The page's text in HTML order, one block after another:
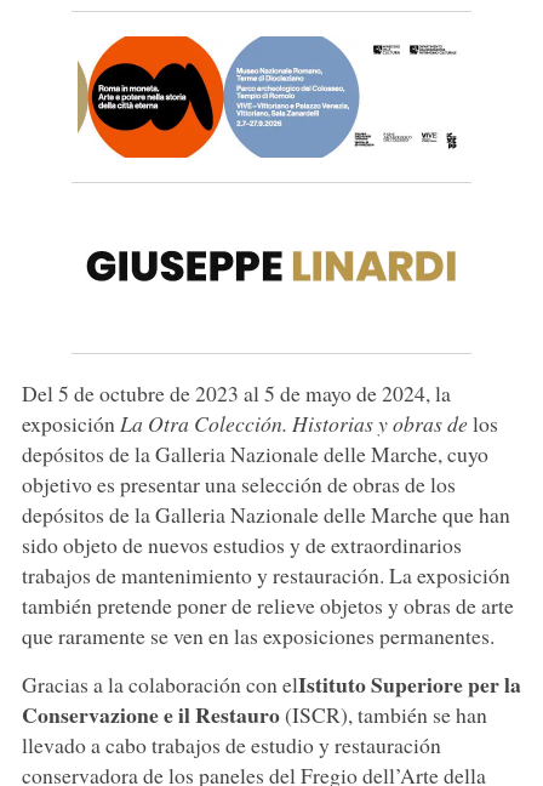
Del 5 de octubre de 2023 al 5 de mayo de 2024, la
exposición La Otra Colección. Historias y obras delos
depósitos de la Galleria Nazionale delle Marche, cuyo
objetivo es presentar una selección de obras de los
depósitos de la Galleria Nazionale delle Marche que han
sido objeto de nuevos estudios y de extraordinarios
trabajos de mantenimiento y restauración. La exposición
también pretende poner de relieve objetos y obras de arte
que raramente se ven en las exposiciones permanentes.
Gracias a la colaboración con elIstituto Superiore per la
Conservazione e il Restauro(ISCR), también se han
llevado a cabo trabajos de estudio y restauración
conservadora de los paneles del Fregio dell’Arte della